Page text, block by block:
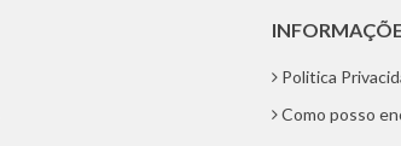
Politica
Como posso